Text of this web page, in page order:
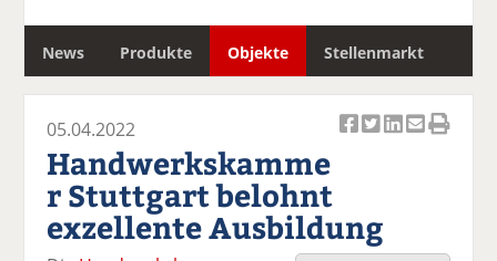
News Produkte Objekte Stellenmarkt
c
el
a
el
t
05.04.2022
Handwerkskamme
r Stuttgart belohnt
exzellente Ausbildung